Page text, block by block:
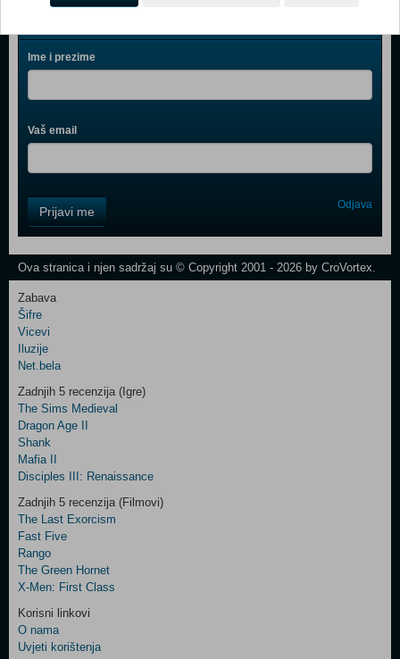
Ime i prezime
Vaš email
Field
One
Control
Two
Newsletter
Control
Field
Three
Prijavi me Odjava
Ova stranica i njen sadržaj su © Copyright 2001 - 2026 by CroVortex.
Zabava
Šifre
Vicevi
Iluzije
Net.bela
Zadnjih 5 recenzija (Igre)
The Sims Medieval
Dragon Age II
Shank
Mafia II
Disciples III: Renaissance
Zadnjih 5 recenzija (Filmovi)
The Last Exorcism
Fast Five
Rango
The Green Hornet
X-Men: First Class
Korisni linkovi
O nama
Uvjeti korištenja